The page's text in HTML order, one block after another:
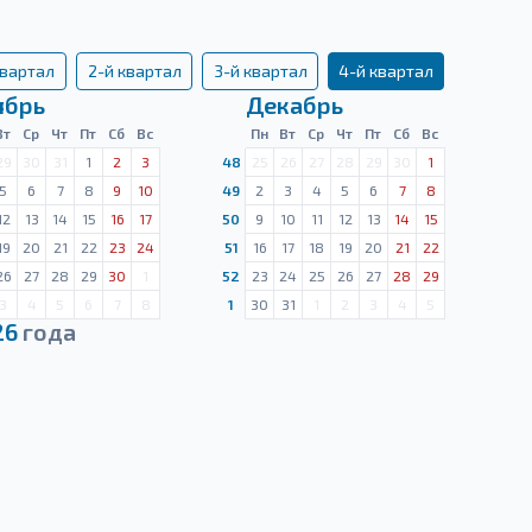
2-й квартал 3-й квартал 4-й квартал
Ср Чт Пт Сб
Вс
30 31 1 2
3
5
6 7 8 9
10
13 14 15 16
17
20 21 22 23
24
27 28 29 30
1
3
4 5 6 7 8
Декабрь
Пн Вт Ср Чт Пт Сб
Вс
48
25 26 27 28 29 30
1
49
2 3 4 5 6 7
8
50
9 10 11 12 13 14
15
51
16 17 18 19 20 21
22
52
23 24 25 26 27 28
29
1
30 31 1 2 3 4 5
года